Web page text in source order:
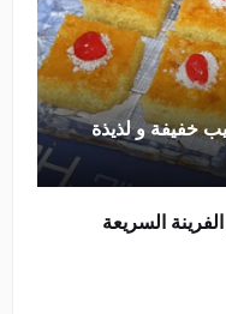
خفيفة و لذيذة
السريعة